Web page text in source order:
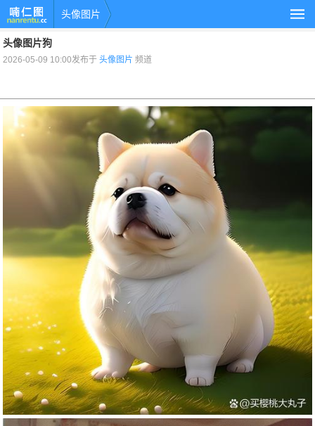
头像图片
头像图片狗
2026-05-09 10:00发布于头像图片 频道